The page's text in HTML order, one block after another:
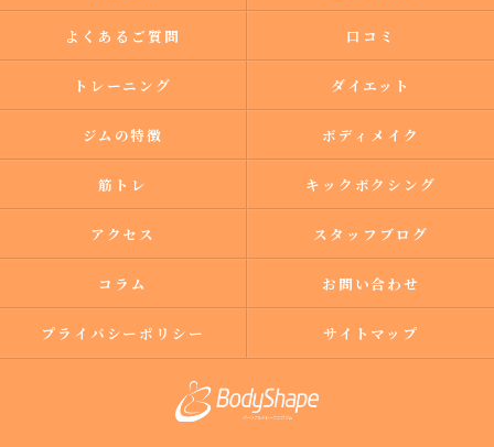
よくあるご質問 口コミ
トレーニング ダイエット
ジムの特徴 ボディメイク
筋トレ キックボクシング
アクセス スタッフブログ
コラム お問い合わせ
プライバシーポリシー サイトマップ